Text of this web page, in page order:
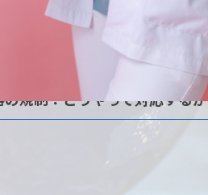
規制：どうやって対応するか